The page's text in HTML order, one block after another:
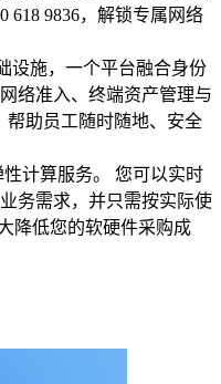
618 9836，解锁专属网络
设施，一个平台融合身份
络准入、终端资产管理与
帮助员工随时随地、安全
计算服务。 您可以实时
务需求，并只需按实际使
降低您的软硬件采购成